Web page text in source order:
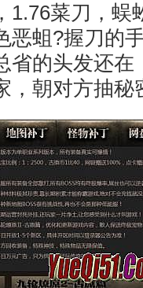
1.76菜刀，蜈
恶蛆?握刀
省的头发还在
，朝对方抽秘